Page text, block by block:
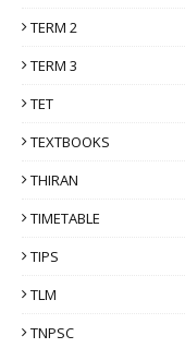
TERM 2
TERM 3
TET
TEXTBOOKS
THIRAN
TIMETABLE
TIPS
TLM
TNPSC